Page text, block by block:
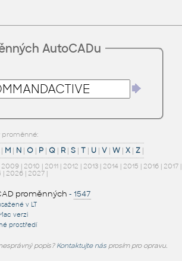
AutoCADu
proměnné:
| M | N |O | P |Q | R |S |T | U |V |W |X |Z |
2009| 2010 | 2011| 2012 | 2013| 2014| 2015 | 2016| 2017|
| 2026| 2027|
proměnných -1547
v LT
verzi
prostředí
popis? Kontaktujte násprosím pro opravu.